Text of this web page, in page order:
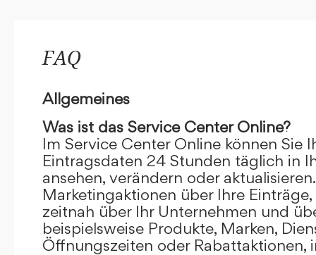
FAQ
Allgemeines
Was ist das Service Center Online?
Im Service Center Online können Sie
Eintragsdaten 24 Stunden täglich in
ansehen, verändern oder
Marketingaktionen über Ihre
zeitnah über Ihr Unternehmen und
beispielsweise Produkte, Marken,
Öffnungszeiten oder Rabattaktionen,